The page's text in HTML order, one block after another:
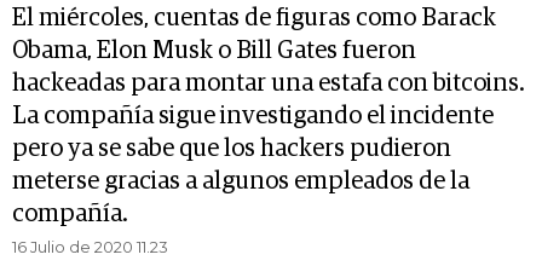
El miércoles, cuentas de figuras como Barack
Obama, Elon Musk o Bill Gates fueron
hackeadas para montar una estafa con bitcoins.
La compañía sigue investigando el incidente
pero ya se sabe que los hackers pudieron
meterse gracias a algunos empleados de la
compañía.
16 Julio de 2020 11.23